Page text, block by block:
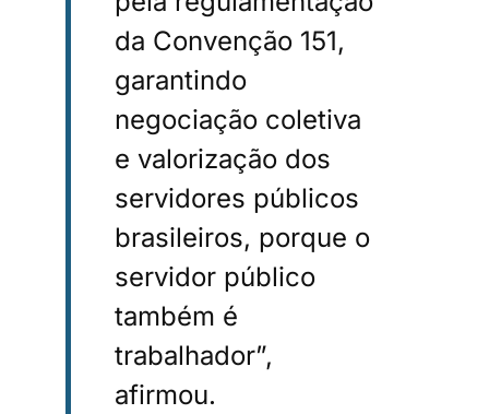
da Convenção 151,
garantindo
negociação coletiva
e valorização dos
servidores públicos
brasileiros, porque o
servidor público
também é
trabalhador”,
afirmou.